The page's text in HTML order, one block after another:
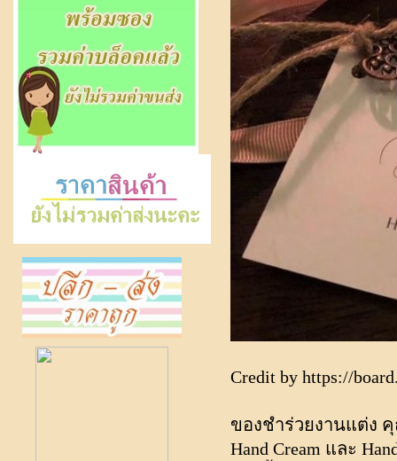
Credit by https://
ของชำร่วยงานแต่ง
Hand Cream และ